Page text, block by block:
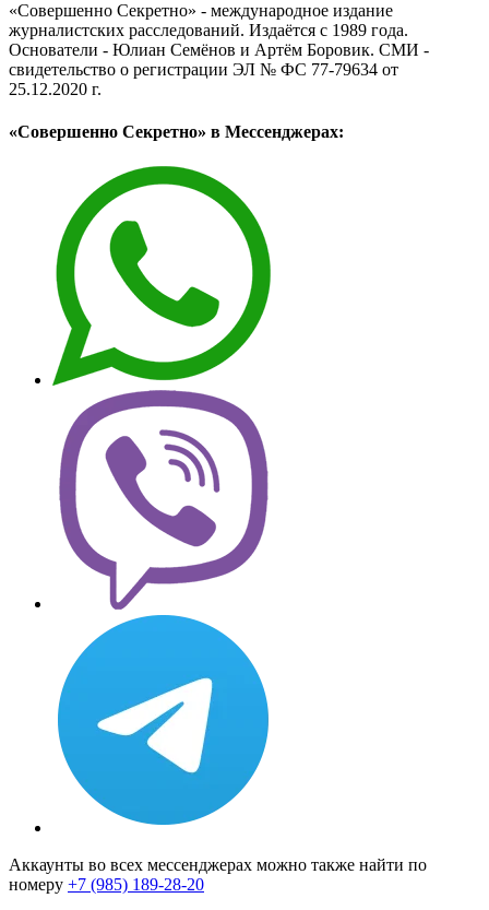
«Совершенно Секретно» - международное издание
журналистских расследований. Издаётся с 1989 года.
Основатели - Юлиан Семёнов и Артём Боровик. CМИ -
свидетельство о регистрации ЭЛ № ФС 77-79634 от
25.12.2020 г.
«Совершенно Секретно» в Мессенджерах:
Аккаунты во всех мессенджерах можно также найти по
номеру +7 (985) 189-28-20